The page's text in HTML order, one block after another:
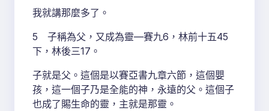
我就講那麼多了。
5 子稱為父，又成為靈—賽九6，林前十五45
下，林後三17。
子就是父。這個是以賽亞書九章六節，這個嬰
孩，這一個子乃是全能的神，永遠的父。這個子
也成了賜生命的靈，主就是那靈。